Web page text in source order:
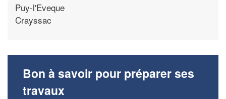
Puy-l'Eveque
Crayssac
Bon à savoir pour préparer ses
travaux